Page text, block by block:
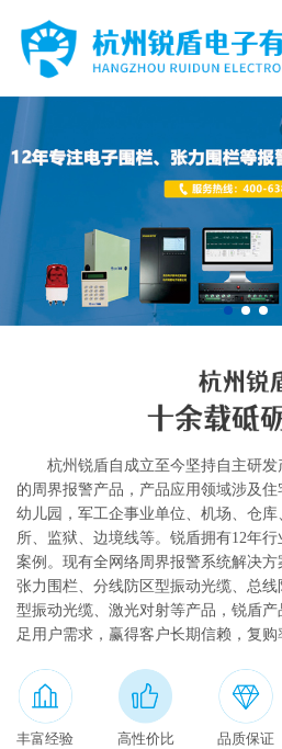
产品中心
电子围栏
张力围栏
振动光纤
解决方案
新闻动态
关于我们
联系我们
English
杭州锐盾自成立至今坚持自主研
的周界报警产品，产品应用领域涉及住
幼儿园，军工企事业单位、机场、仓
所、监狱、边境线等。锐盾拥有12年
案例。现有全网络周界报警系统解决方
张力围栏、分线防区型振动光缆、总
型振动光缆、激光对射等产品，锐盾
足用户需求，赢得客户长期信赖，复购
丰富经验 高性价比 品质保证